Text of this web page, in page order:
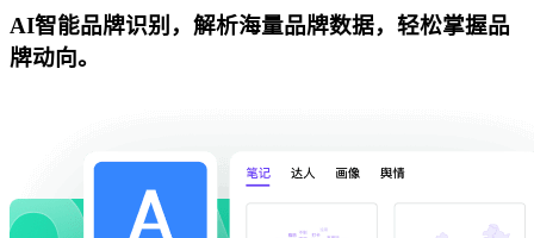
AI智能品牌识别，解析海量品牌数据，轻松掌握品
牌动向。